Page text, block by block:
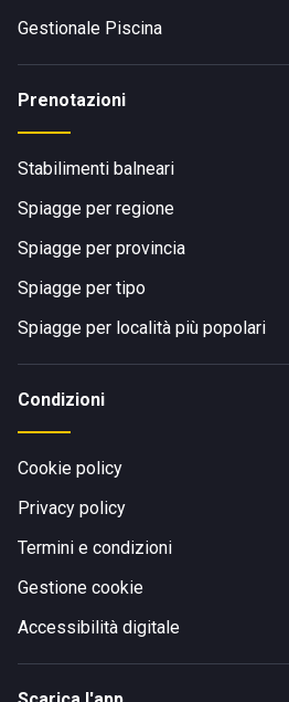
Gestionale Piscina
Prenotazioni
Stabilimenti balneari
Spiagge per regione
Spiagge per provincia
Spiagge per tipo
Spiagge per località più popolari
Condizioni
Cookie policy
Privacy policy
Termini e condizioni
Gestione cookie
Accessibilità digitale